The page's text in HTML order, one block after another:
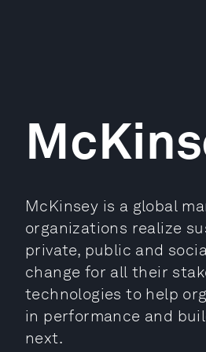
McKinsey is a global
organizations realize
private, public and
change for all their
technologies to help
in performance and
next.